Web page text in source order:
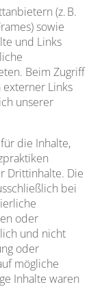
(z. B.
sowie
und Links
Beim Zugriff
Links
unserer
die Inhalte,
Drittinhalte. Die
bei
oder
und nicht
oder
mögliche
Inhalte waren